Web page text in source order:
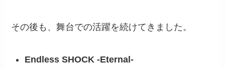
その後も、舞台での活躍を続けてきました。
Endless SHOCK -Eternal-